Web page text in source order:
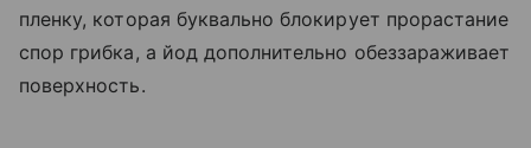
пленку, которая буквально блокирует прорастание
спор грибка, а йод дополнительно обеззараживает
поверхность.